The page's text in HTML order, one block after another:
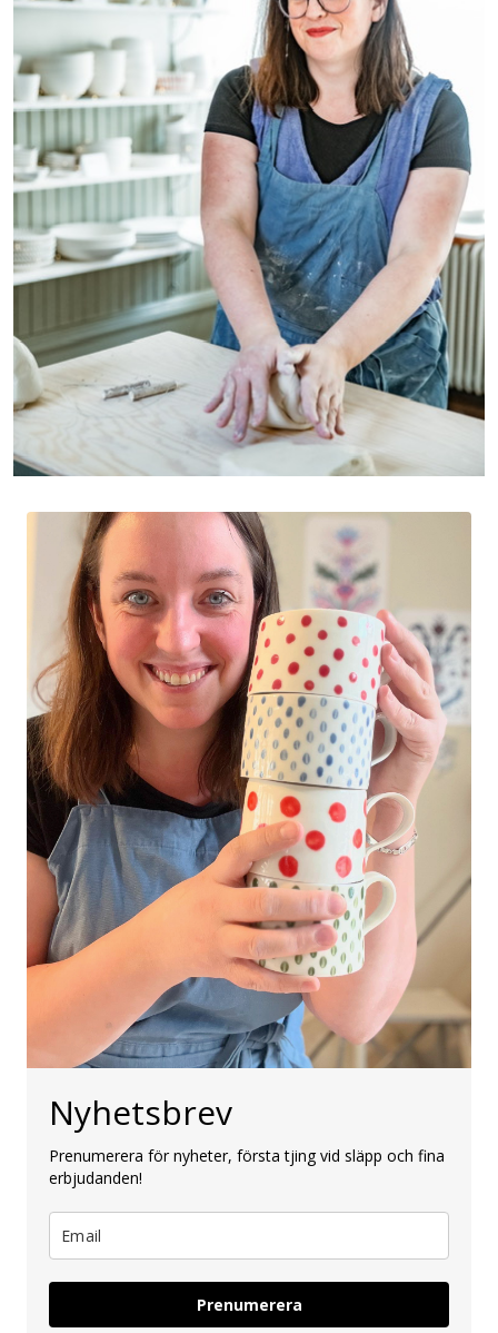
K
E
L
I
T
E
K
I
T
S
C
H
Nyhetsbrev
Prenumerera för nyheter, första tjing vid släpp och fina
erbjudanden!
Prenumerera